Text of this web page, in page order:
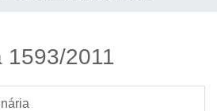
1593/2011